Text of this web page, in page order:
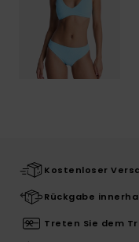
Kostenloser
Rückgabe
Treten Sie dem